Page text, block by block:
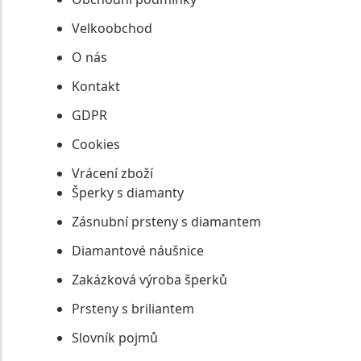
Velkoobchod
O nás
Kontakt
GDPR
Cookies
Vrácení zboží
Šperky s diamanty
Zásnubní prsteny s diamantem
Diamantové náušnice
Zakázková výroba šperků
Prsteny s briliantem
Slovník pojmů